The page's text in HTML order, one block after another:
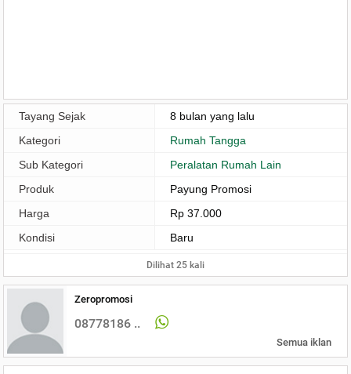
Tayang Sejak
8 bulan yang lalu
Kategori
Rumah Tangga
Sub Kategori
Peralatan Rumah Lain
Produk
Payung Promosi
Harga
Rp 37.000
Kondisi
Baru
Dilihat 25 kali
Zeropromosi
08778186 ..
Semua iklan